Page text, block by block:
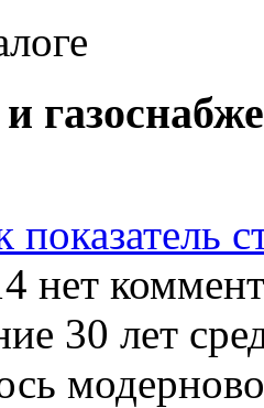
нет
30 лет